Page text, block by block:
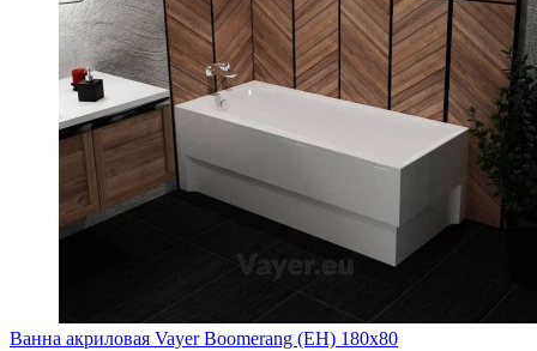
Ванна акриловая Vayer Boomerang (EH) 180x80